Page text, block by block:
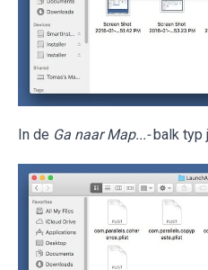
In de Ga naar Map...- balk typ